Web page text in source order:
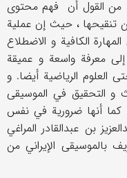
من القول أن فهم محتوی
، حیث إن عملیة
الکافیة و الاضطلاع
معرفة واسعة و عمیقة
العلوم الریاضیة أیضا. و
و التحقیق في الموسیقی
کما أنها ضروریة في نفس
بن عبدالقادر المراغي
بالموسیقی الإیراني من